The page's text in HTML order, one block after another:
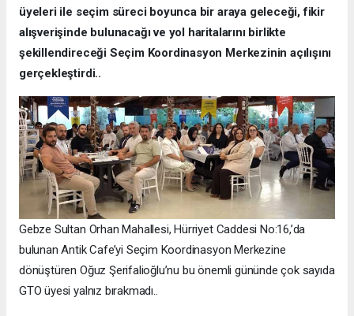
üyeleri ile seçim süreci boyunca bir araya geleceği, fikir
alışverişinde bulunacağı ve yol haritalarını birlikte
şekillendireceği Seçim Koordinasyon Merkezinin açılışını
gerçekleştirdi..
Gebze Sultan Orhan Mahallesi, Hürriyet Caddesi No:16,’da
bulunan Antik Cafe’yi Seçim Koordinasyon Merkezine
dönüştüren Oğuz Şerifalioğlu’nu bu önemli gününde çok sayıda
GTO üyesi yalnız bırakmadı..